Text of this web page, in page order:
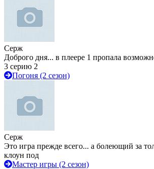
Серж
Доброго дня... в плеере 1 пропала
3 серию 2
Погоня (2 сезон)
Серж
Это игра прежде всего... а болеющий за
клоун под
Мастер игры (2 сезон)